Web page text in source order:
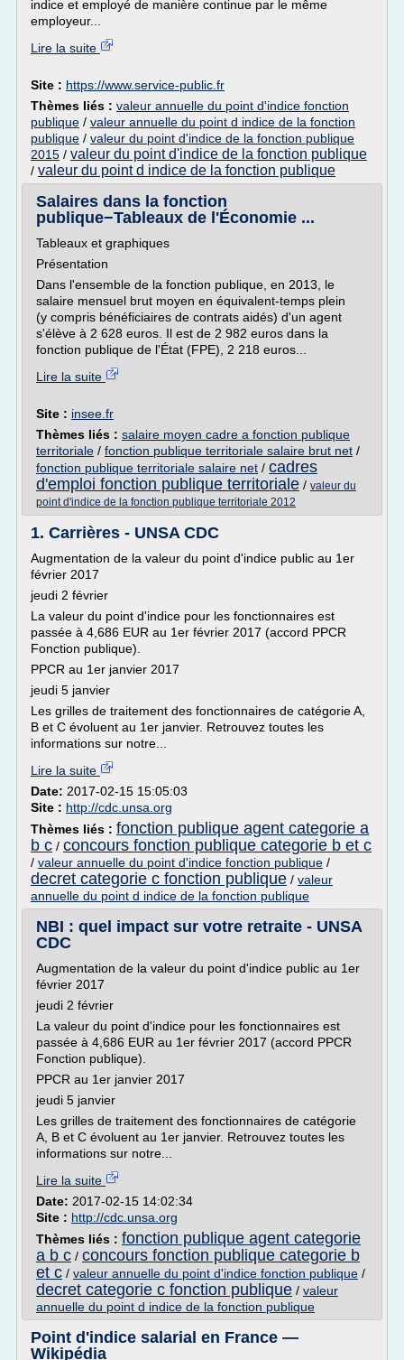
indice et employé de manière continue par le même
employeur...
Lire la suite
Site : https://www.service-public.fr
Thèmes liés : valeur annuelle du point d'indice fonction
publique / valeur annuelle du point d indice de la fonction
publique / valeur du point d'indice de la fonction publique
2015 / valeur du point d'indice de la fonction publique
/ valeur du point d indice de la fonction publique
Salaires dans la fonction
publique−Tableaux de l'Économie ...
Tableaux et graphiques
Présentation
Dans l'ensemble de la fonction publique, en 2013, le
salaire mensuel brut moyen en équivalent-temps plein
(y compris bénéficiaires de contrats aidés) d'un agent
s'élève à 2 628 euros. Il est de 2 982 euros dans la
fonction publique de l'État (FPE), 2 218 euros...
Lire la suite
Site : insee.fr
Thèmes liés : salaire moyen cadre a fonction publique
territoriale / fonction publique territoriale salaire brut net /
fonction publique territoriale salaire net / cadres
d'emploi fonction publique territoriale / valeur du
point d'indice de la fonction publique territoriale 2012
1. Carrières - UNSA CDC
Augmentation de la valeur du point d'indice public au 1er
février 2017
jeudi 2 février
La valeur du point d'indice pour les fonctionnaires est
passée à 4,686 EUR au 1er février 2017 (accord PPCR
Fonction publique).
PPCR au 1er janvier 2017
jeudi 5 janvier
Les grilles de traitement des fonctionnaires de catégorie A,
B et C évoluent au 1er janvier. Retrouvez toutes les
informations sur notre...
Lire la suite
Date: 2017-02-15 15:05:03
Site : http://cdc.unsa.org
Thèmes liés : fonction publique agent categorie a
b c / concours fonction publique categorie b et c
/ valeur annuelle du point d'indice fonction publique /
decret categorie c fonction publique / valeur
annuelle du point d indice de la fonction publique
NBI : quel impact sur votre retraite - UNSA
CDC
Augmentation de la valeur du point d'indice public au 1er
février 2017
jeudi 2 février
La valeur du point d'indice pour les fonctionnaires est
passée à 4,686 EUR au 1er février 2017 (accord PPCR
Fonction publique).
PPCR au 1er janvier 2017
jeudi 5 janvier
Les grilles de traitement des fonctionnaires de catégorie
A, B et C évoluent au 1er janvier. Retrouvez toutes les
informations sur notre...
Lire la suite
Date: 2017-02-15 14:02:34
Site : http://cdc.unsa.org
Thèmes liés : fonction publique agent categorie
a b c / concours fonction publique categorie b
et c / valeur annuelle du point d'indice fonction publique /
decret categorie c fonction publique / valeur
annuelle du point d indice de la fonction publique
Point d'indice salarial en France —
Wikipédia